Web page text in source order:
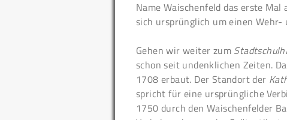
Name Waischenfeld das erste Mal
sich ursprünglich um einen Wehr-
Gehen wir weiter zum
schon seit undenklichen Zeiten.
1708 erbaut. Der Standort der
spricht für eine ursprüngliche
1750 durch den Waischenfelder